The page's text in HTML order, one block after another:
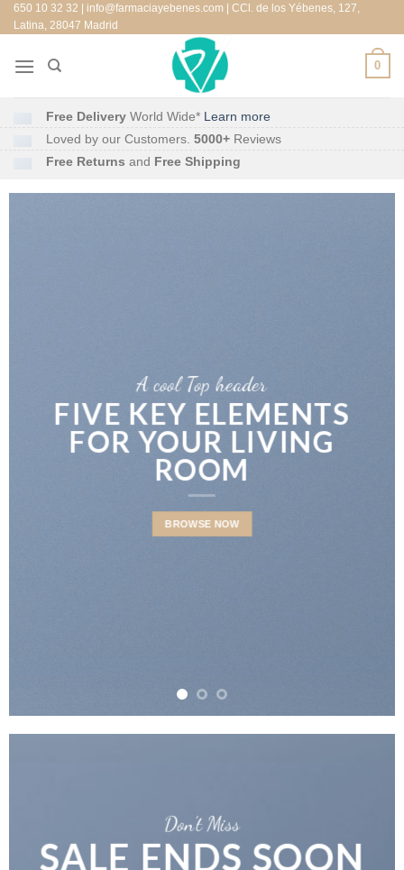
Saltar
al
contenido
650 10 32 32 | info@farmaciayebenes.com | CCl. de los Yébenes, 127,
Latina, 28047 Madrid
0
Free Delivery World Wide* Learn more
Loved by our Customers. 5000+ Reviews
Free Returns and Free Shipping
A cool Top header
LATEST FASHION
NEWS FOR AUTUMN
Don’t Miss
SALE ENDS SOON